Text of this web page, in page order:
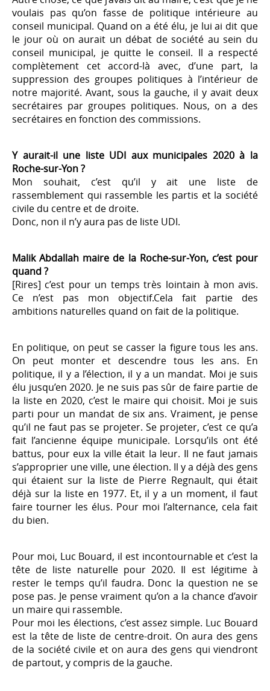
voulais pas qu’on fasse de politique intérieure au
conseil municipal. Quand on a été élu, je lui ai dit que
le jour où on aurait un débat de société au sein du
conseil municipal, je quitte le conseil. Il a respecté
complètement cet accord-là avec, d’une part, la
suppression des groupes politiques à l’intérieur de
notre majorité. Avant, sous la gauche, il y avait deux
secrétaires par groupes politiques. Nous, on a des
secrétaires en fonction des commissions.
Y aurait-il une liste UDI aux municipales 2020 à la
Roche-sur-Yon ?
Mon souhait, c’est qu’il y ait une liste de
rassemblement qui rassemble les partis et la société
civile du centre et de droite.
Donc, non il n’y aura pas de liste UDI.
Malik Abdallah maire de la Roche-sur-Yon, c’est pour
quand ?
[Rires] c’est pour un temps très lointain à mon avis.
Ce n’est pas mon objectif.Cela fait partie des
ambitions naturelles quand on fait de la politique.
En politique, on peut se casser la figure tous les ans.
On peut monter et descendre tous les ans. En
politique, il y a l’élection, il y a un mandat. Moi je suis
élu jusqu’en 2020. Je ne suis pas sûr de faire partie de
la liste en 2020, c’est le maire qui choisit. Moi je suis
parti pour un mandat de six ans. Vraiment, je pense
qu’il ne faut pas se projeter. Se projeter, c’est ce qu’a
fait l’ancienne équipe municipale. Lorsqu’ils ont été
battus, pour eux la ville était la leur. Il ne faut jamais
s’approprier une ville, une élection. Il y a déjà des gens
qui étaient sur la liste de Pierre Regnault, qui était
déjà sur la liste en 1977. Et, il y a un moment, il faut
faire tourner les élus. Pour moi l’alternance, cela fait
du bien.
Pour moi, Luc Bouard, il est incontournable et c’est la
tête de liste naturelle pour 2020. Il est légitime à
rester le temps qu’il faudra. Donc la question ne se
pose pas. Je pense vraiment qu’on a la chance d’avoir
un maire qui rassemble.
Pour moi les élections, c’est assez simple. Luc Bouard
est la tête de liste de centre-droit. On aura des gens
de la société civile et on aura des gens qui viendront
de partout, y compris de la gauche.